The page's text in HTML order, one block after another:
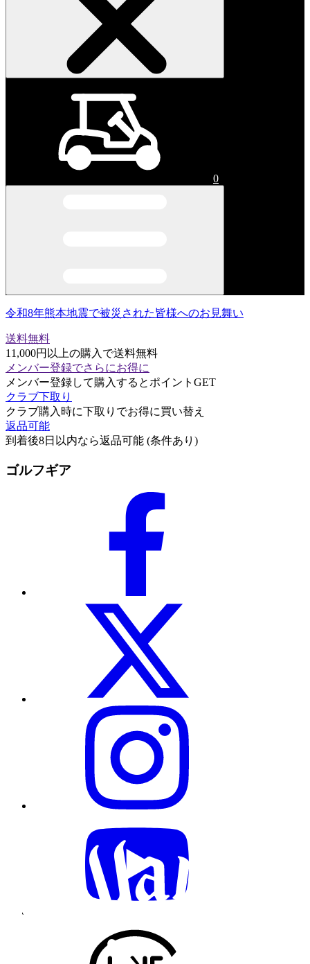
0
令和8年熊本地震で被災された皆様へのお見舞い
送料無料
11,000円以上の購入で送料無料
メンバー登録でさらにお得に
メンバー登録して購入するとポイントGET
クラブ下取り
クラブ購入時に下取りでお得に買い替え
返品可能
到着後8日以内なら返品可能 (条件あり)
ゴルフギア